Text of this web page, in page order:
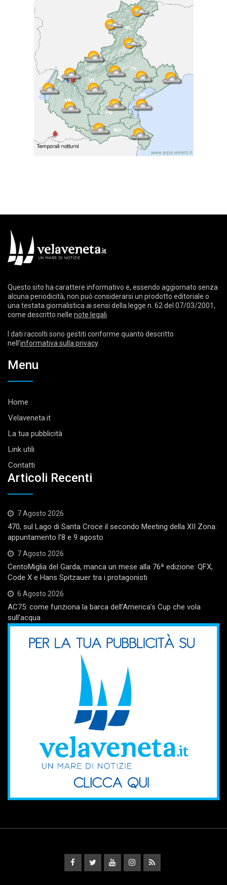
Questo sito ha carattere informativo e, essendo aggiornato senza
alcuna periodicità, non può considerarsi un prodotto editoriale o
una testata giornalistica ai sensi della legge n. 62 del 07/03/2001,
come descritto nelle note legali
I dati raccolti sono gestiti conforme quanto descritto
nell’informativa sulla privacy.
Menu
Home
Velaveneta.it
La tua pubblicità
Link utili
Contatti
Articoli Recenti
7 Agosto 2026
470, sul Lago di Santa Croce il secondo Meeting della XII Zona:
appuntamento l’8 e 9 agosto
7 Agosto 2026
CentoMiglia del Garda, manca un mese alla 76ª edizione: QFX,
Code X e Hans Spitzauer tra i protagonisti
6 Agosto 2026
AC75: come funziona la barca dell’America’s Cup che vola
sull’acqua